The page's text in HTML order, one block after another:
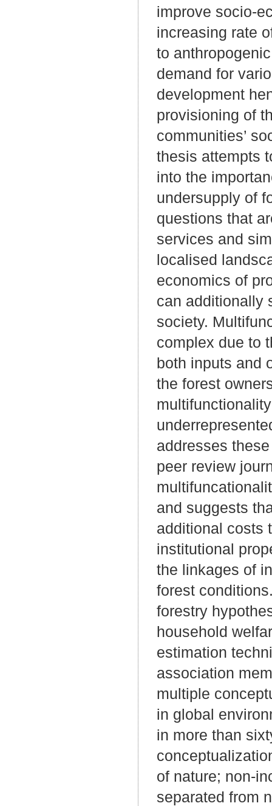
improve socio-
increasing rate
to
demand for
development
provisioning of
communities’
thesis attempts
into the
undersupply of
questions that
services and
localised
economics of
can additionally
society.
complex due to
both inputs and
the forest
addresses
peer review
and suggests
additional costs
institutional
the linkages of
forest
forestry
household
estimation
association
multiple
in global
in more than
of nature; non-
separated from